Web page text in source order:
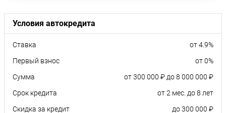
Условия автокредита
Ставка
от 4.9%
Первый взнос
от 0%
Сумма
от 300 000 ₽ до 8 000 000 ₽
Срок кредита
от 2 мес. до 8 лет
Скидка за кредит
до 300 000 ₽